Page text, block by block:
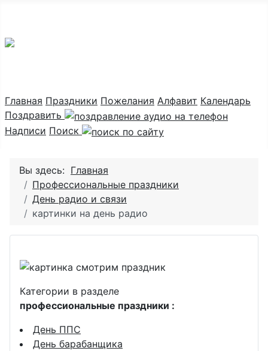
Главная Праздники Пожелания Алфавит Календарь
Поздравить
Надписи Поиск
Вы здесь: Главная
Профессиональные праздники
День радио и связи
картинки на день радио
Категории в разделе
профессиональные праздники :
День ППС
День барабанщика